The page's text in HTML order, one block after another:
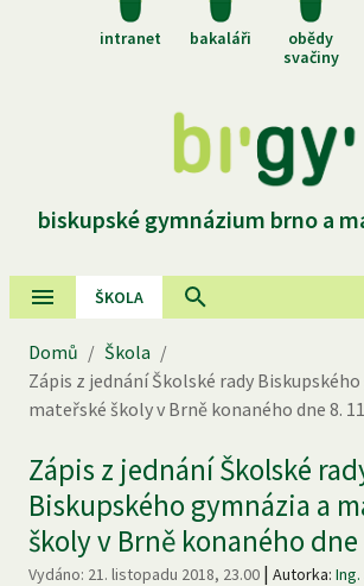
intranet bakaláři
obědy
svačiny
biskupské gymnázium brno a
ŠKOLA
Domů / Škola /
Zápis z jednání Školské rady
mateřské školy v Brně konaného dne 8.
Zápis z jednání Školské
Biskupského gymnázia a
školy v Brně konaného dne
Vydáno: 21. listopadu 2018, 23.00 | Autorka: